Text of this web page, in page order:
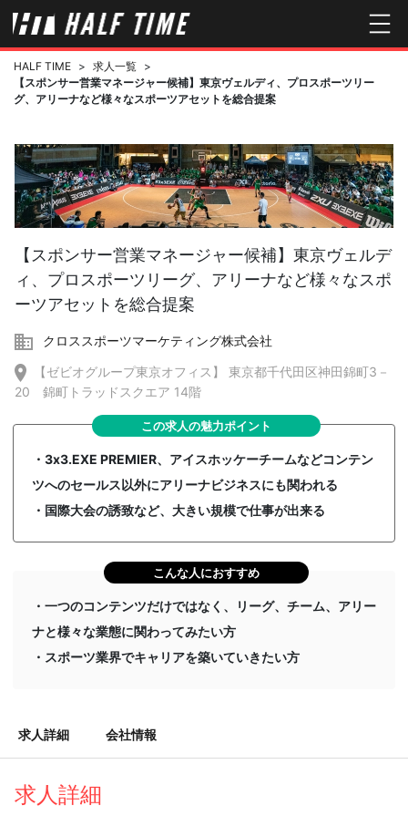
HALF TIME > 求人一覧 >
【スポンサー営業マネージャー候補】東京ヴェルディ、プロスポーツリー
グ、アリーナなど様々なスポーツアセットを総合提案
【スポンサー営業マネージャー候補】東京ヴェルデ
ィ、プロスポーツリーグ、アリーナなど様々なスポ
ーツアセットを総合提案
クロススポーツマーケティング株式会社
【ゼビオグループ東京オフィス】 東京都千代田区神田錦町3－
20 錦町トラッドスクエア 14階
この求人の魅力ポイント
・3x3.EXE PREMIER、アイスホッケーチームなどコンテン
ツへのセールス以外にアリーナビジネスにも関われる
・国際大会の誘致など、大きい規模で仕事が出来る
こんな人におすすめ
・一つのコンテンツだけではなく、リーグ、チーム、アリー
ナと様々な業態に関わってみたい方
・スポーツ業界でキャリアを築いていきたい方
求人詳細 会社情報
求人詳細